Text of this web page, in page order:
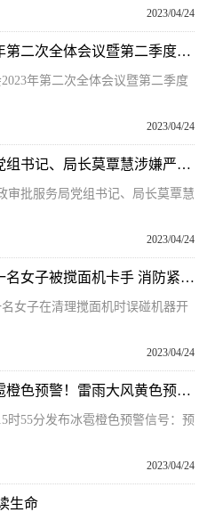
2023/04/24
儋州市安全生产委员会2023年第二次全体会议暨第二季度消防工作联席会议召开
年第二次全体会议暨第二季度
2023/04/24
海南昌江县行政审批服务局党组书记、局长莫覃慧涉嫌严重违纪违法接受审查调查
审批服务局党组书记、局长莫覃慧
2023/04/24
椰视频丨海口美兰区沙头村一名女子被搅面机卡手 消防紧急救援
女子在清理搅面机时误碰机器开
2023/04/24
下班赶紧回家！海口发布冰雹橙色预警！雷雨大风黄色预警！_环球快看
时55分发布冰雹橙色预警信号：预
2023/04/24
生命